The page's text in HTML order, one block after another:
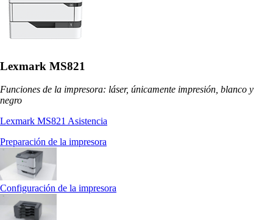
Lexmark MS821
Funciones de la impresora: láser, únicamente impresión, blanco y
negro
Lexmark MS821 Asistencia
Preparación de la impresora
Configuración de la impresora